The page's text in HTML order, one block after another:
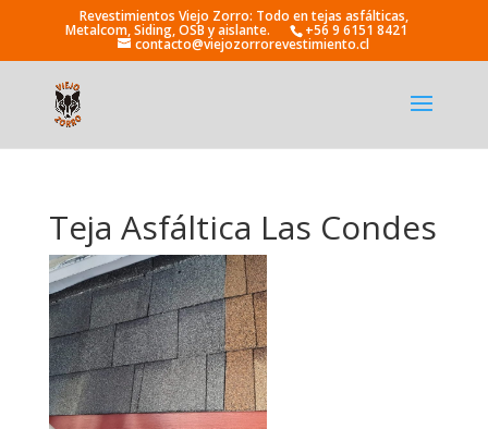
+56 9 6151 8421
contacto@viejozorrorevestimiento.cl
Teja Asfáltica Las Condes